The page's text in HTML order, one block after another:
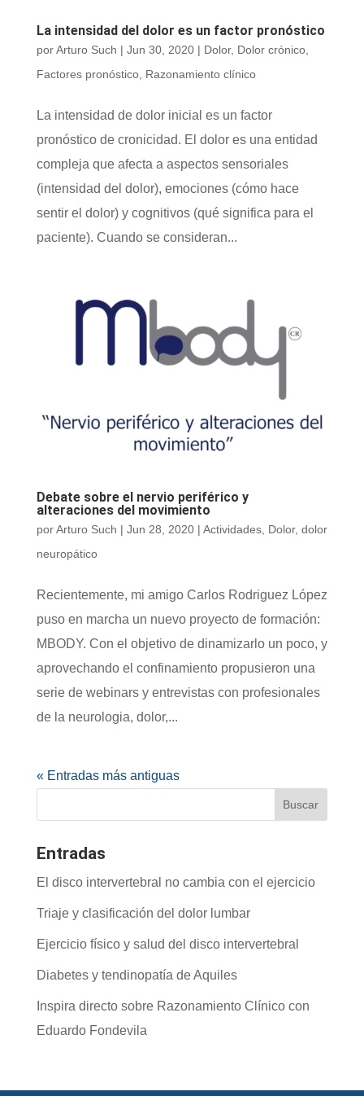
La intensidad del dolor es un factor pronóstico
porArturo Such | Jun 30, 2020| Dolor, Dolor crónico,
Factores pronóstico, Razonamiento clínico
La intensidad de dolor inicial es un factor
pronóstico de cronicidad. El dolor es una entidad
compleja que afecta a aspectos sensoriales
(intensidad del dolor), emociones (cómo hace
sentir el dolor) y cognitivos (qué significa para el
paciente). Cuando se consideran...
Debate sobre el nervio periférico y
alteraciones del movimiento
porArturo Such | Jun 28, 2020| Actividades, Dolor, dolor
neuropático
Recientemente, mi amigo Carlos Rodriguez López
puso en marcha un nuevo proyecto de formación:
MBODY. Con el objetivo de dinamizarlo un poco, y
aprovechando el confinamiento propusieron una
serie de webinars y entrevistas con profesionales
de la neurologia, dolor,...
« Entradas más antiguas
Entradas
El disco intervertebral no cambia con el ejercicio
Triaje y clasificación del dolor lumbar
Ejercicio físico y salud del disco intervertebral
Diabetes y tendinopatía de Aquiles
Inspira directo sobre Razonamiento Clínico con
Eduardo Fondevila